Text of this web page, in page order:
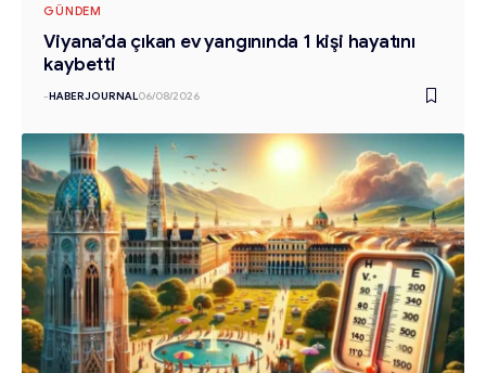
GÜNDEM
Viyana’da çıkan ev yangınında 1 kişi hayatını
kaybetti
-HABERJOURNAL06/08/2026